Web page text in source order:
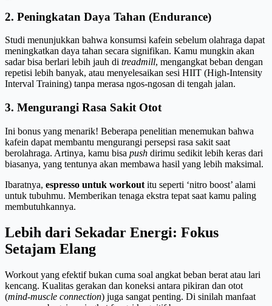
2. Peningkatan Daya Tahan (Endurance)
Studi menunjukkan bahwa konsumsi kafein sebelum olahraga dapat
meningkatkan daya tahan secara signifikan. Kamu mungkin akan
sadar bisa berlari lebih jauh di treadmill, mengangkat beban dengan
repetisi lebih banyak, atau menyelesaikan sesi HIIT (High-Intensity
Interval Training) tanpa merasa ngos-ngosan di tengah jalan.
3. Mengurangi Rasa Sakit Otot
Ini bonus yang menarik! Beberapa penelitian menemukan bahwa
kafein dapat membantu mengurangi persepsi rasa sakit saat
berolahraga. Artinya, kamu bisa push dirimu sedikit lebih keras dari
biasanya, yang tentunya akan membawa hasil yang lebih maksimal.
Ibaratnya, espresso untuk workout itu seperti ‘nitro boost’ alami
untuk tubuhmu. Memberikan tenaga ekstra tepat saat kamu paling
membutuhkannya.
Lebih dari Sekadar Energi: Fokus
Setajam Elang
Workout yang efektif bukan cuma soal angkat beban berat atau lari
kencang. Kualitas gerakan dan koneksi antara pikiran dan otot
(mind-muscle connection) juga sangat penting. Di sinilah manfaat